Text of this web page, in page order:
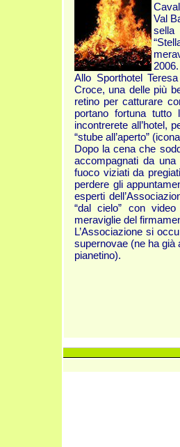
Val
sella
2006.
Allo Sporthotel
Croce, una delle più
retino per catturare
portano fortuna tutto
incontrerete all’hotel,
“stube all’aperto”
Dopo la cena che
accompagnati da
fuoco viziati da
perdere gli
esperti
“dal cielo” con
meraviglie del
L’Associazione si
supernovae (ne ha già
pianetino).